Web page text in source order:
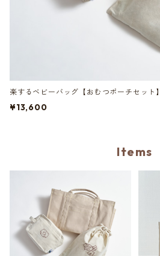
楽するベビーバッグ【おむつポーチセット】
¥13,600
Items